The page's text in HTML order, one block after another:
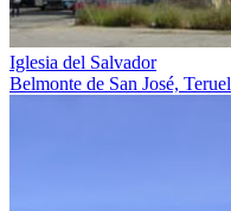
Iglesia del Salvador
Belmonte de San José, Teruel